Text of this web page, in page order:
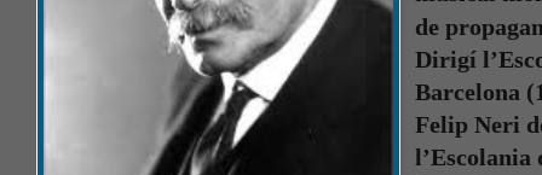
de
Dirigí
Barcelona
Felip Neri
l’Escolania